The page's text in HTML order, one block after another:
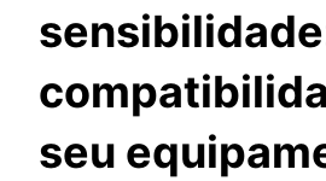
seu